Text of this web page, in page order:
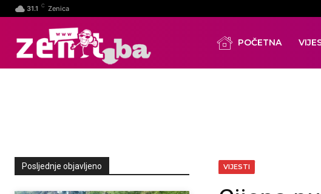
31.1 C Zenica
POČETNA
Posljednje objavljeno VIJESTI